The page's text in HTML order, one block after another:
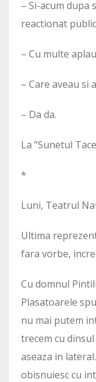
– Si-acum dupa
reactionat
– Cu multe
– Care aveau si
– Da da.
La “Sunetul
*
Luni, Teatrul
Ultima
fara vorbe,
Cu domnul
Plasatoarele
nu mai putem
trecem cu
aseaza in
obisnuiesc cu